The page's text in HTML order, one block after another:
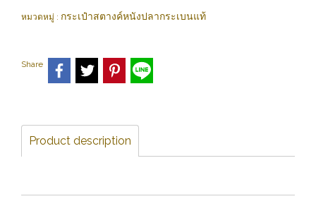
หมวดหมู่ : กระเป๋าสตางค์หนังปลากระเบนแท้
Share
Product description